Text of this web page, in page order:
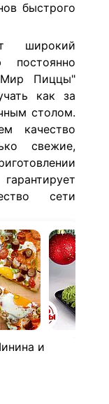
быстрого
широкий
Пиццы"
как за
столом.
качество
свежие,
сети
и